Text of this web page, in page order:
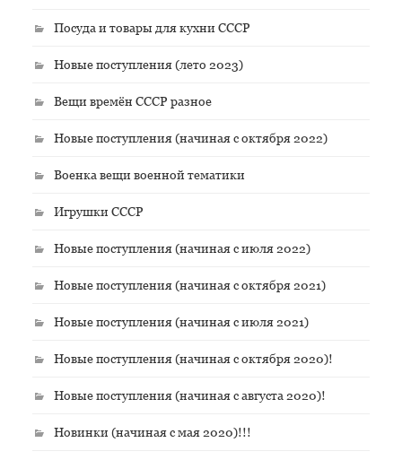
Посуда и товары для кухни СССР
Новые поступления (лето 2023)
Вещи времён СССР разное
Новые поступления (начиная с октября 2022)
Военка вещи военной тематики
Игрушки СССР
Новые поступления (начиная с июля 2022)
Новые поступления (начиная с октября 2021)
Новые поступления (начиная с июля 2021)
Новые поступления (начиная с октября 2020)!
Новые поступления (начиная с августа 2020)!
Новинки (начиная с мая 2020)!!!